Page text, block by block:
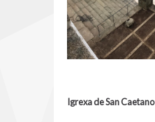
Igrexa de San Caetano